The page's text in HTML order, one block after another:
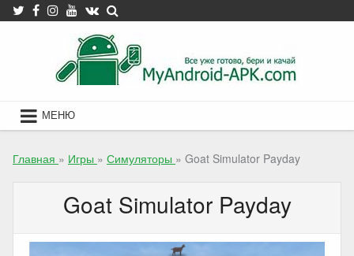
Skip
to
МЕНЮ
Главная » Игры » Симуляторы » Goat Simulator Payday
Goat Simulator Payday